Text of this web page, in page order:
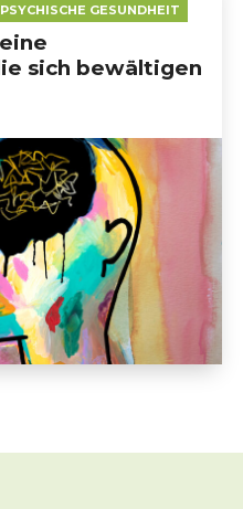
PSYCHISCHE GESUNDHEIT
sich bewältigen
die sich